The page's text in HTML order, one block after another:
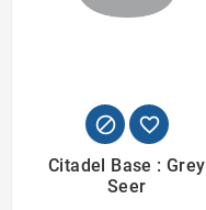
 
Citadel Base : Grey
Seer